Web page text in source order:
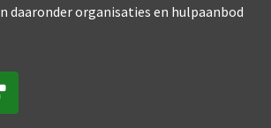
daaronder organisaties en hulpaanbod